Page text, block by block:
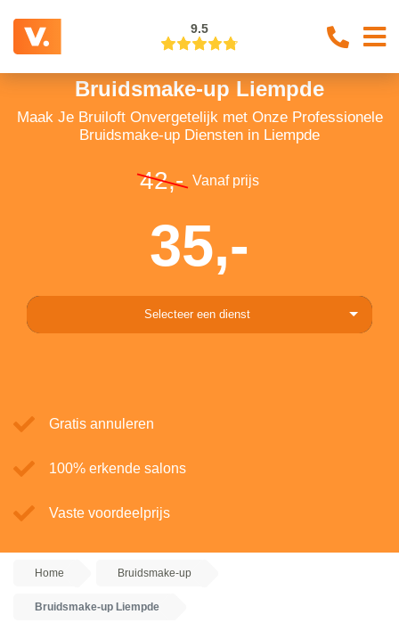
9.5
Bruidsmake-up Liempde
Maak Je Bruiloft Onvergetelijk met Onze Professionele
Bruidsmake-up Diensten in Liempde
42,- Vanaf prijs
35,-
Selecteer een dienst
Gratis annuleren
100% erkende salons
Vaste voordeelprijs
Home Bruidsmake-up
Bruidsmake-up Liempde